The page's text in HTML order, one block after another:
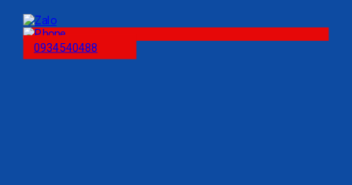
0934540488